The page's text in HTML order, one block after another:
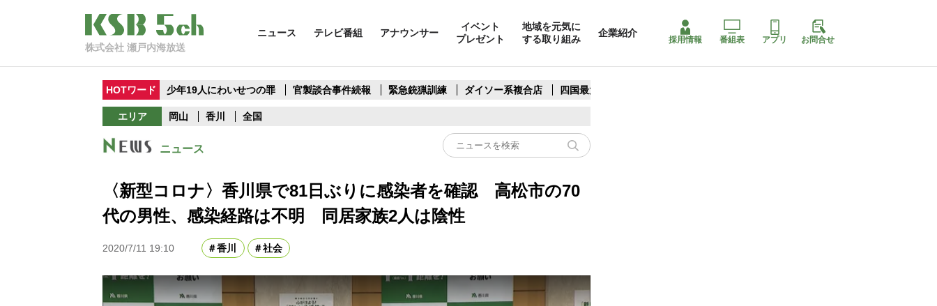
株式会社 瀬戸内海放送
ニュース テレビ番組 アナウンサー
イベント
プレゼント
地域を元気に
する取り組み
企業紹介
採用情報 番組表 アプリ お問合せ
HOTワード 少年19人にわいせつの罪 官製談合事件続報 緊急銃猟訓練 ダイソー系複合店 四国最大スリコ
エリア 岡山 香川 全国
ニュース
〈新型コロナ〉香川県で81日ぶりに感染者を確認 高松市の70
代の男性、感染経路は不明 同居家族2人は陰性
2020/7/11 19:10 香川 社会